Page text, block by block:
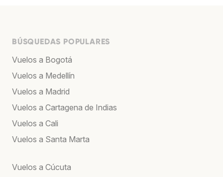
BÚSQUEDAS POPULARES
Vuelos a Bogotá
Vuelos a Medellín
Vuelos a Madrid
Vuelos a Cartagena de Indias
Vuelos a Cali
Vuelos a Santa Marta
Vuelos a Cúcuta